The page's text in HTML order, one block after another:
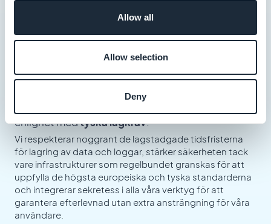
Allow all
Allow selection
Deny
Bästa praxis för
sekretess och säkerhet
enlighet medtyska lagkrav.
Vi respekterar noggrant de lagstadgade tidsfristerna
för lagring av data och loggar, stärker säkerheten tack
vare infrastrukturer som regelbundet granskas för att
uppfylla de högsta europeiska och tyska standarderna
och integrerar sekretess i alla våra verktyg för att
garantera efterlevnad utan extra ansträngning för våra
användare.